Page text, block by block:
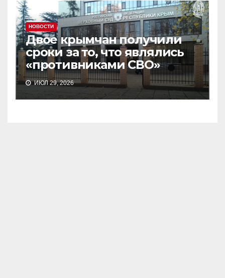
НОВОСТИ
Двое крымчан получили
сроки за то, что являлись
«противниками СВО»
ИЮЛ 29, 2026